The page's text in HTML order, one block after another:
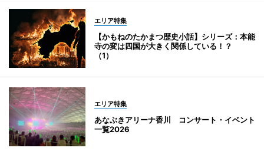
エリア特集
【かもねのたかまつ歴史小話】シリーズ：本能
寺の変は四国が大きく関係している！？
（1）
エリア特集
あなぶきアリーナ香川 コンサート・イベント
一覧2026